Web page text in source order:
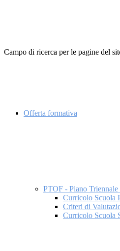
Campo di ricerca per le pagine del
Offerta formativa
PTOF - Piano
Curricolo Scuola
Criteri di
Curricolo Scuola